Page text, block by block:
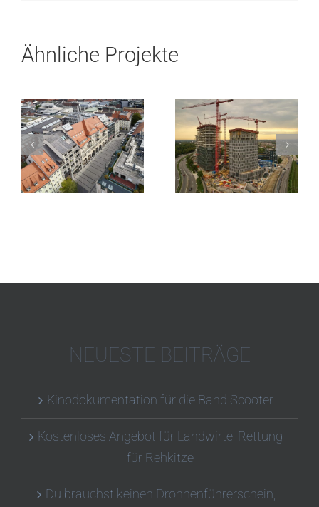
Ähnliche Projekte
Hofstatt
München
Bavaria
Towers
München
NEUESTE BEITRÄGE
Kinodokumentation für die Band Scooter
Kostenloses Angebot für Landwirte: Rettung
für Rehkitze
Du brauchst keinen Drohnenführerschein,